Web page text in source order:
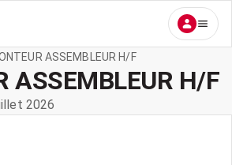
ASSEMBLEUR H/F
ASSEMBLEUR H/F
2026